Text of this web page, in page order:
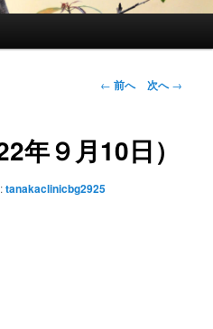
投
ビ
ゲ
シ
← 前へ 次へ→
年９月10日）
tanakaclinicbg2925